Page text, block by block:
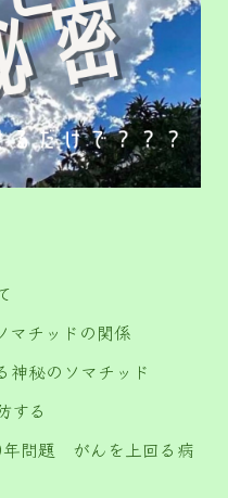
マチッドの関係
神秘のソマチッド
する
問題 がんを上回る病